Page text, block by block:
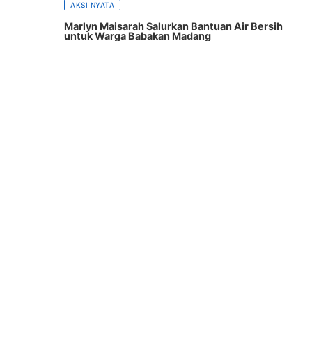
AKSI NYATA
Marlyn Maisarah Salurkan Bantuan Air Bersih
untuk Warga Babakan Madang